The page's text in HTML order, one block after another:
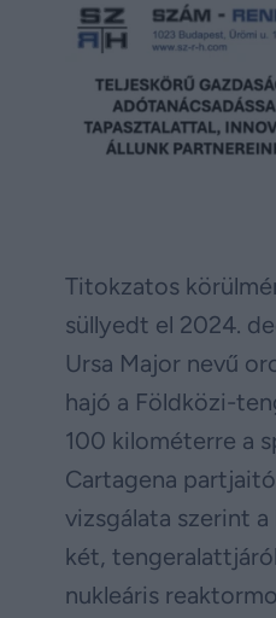
Titokzatos
süllyedt el 2024.
Ursa Major nevű
hajó a Földközi-
100 kilométerre a
Cartagena
vizsgálata szerint
két,
nukleáris